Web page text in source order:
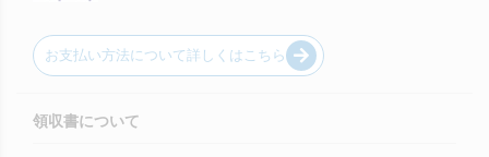
お支払い方法について詳しくはこちら
領収書について